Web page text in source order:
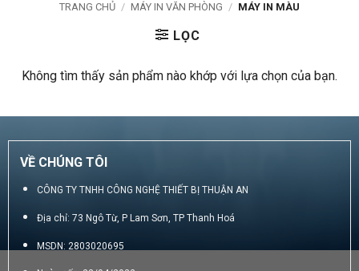
TRANG CHỦ / MÁY IN VĂN PHÒNG / MÁY IN MÀU
LỌC
Không tìm thấy sản phẩm nào khớp với lựa chọn của bạn.
VỀ CHÚNG TÔI
CÔNG TY TNHH CÔNG NGHỆ THIẾT BỊ THUẬN AN
Địa chỉ: 73 Ngô Từ, P Lam Sơn, TP Thanh Hoá
MSDN: 2803020695